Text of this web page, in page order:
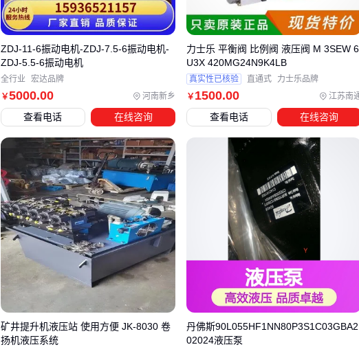
精密控制需求
高频振动电机
配合变频器使用
关注转速调节范围和响应速度
单相振动电机 混用电路
临时或移动场景
电源接口要兼容现场供电条件
防护罩最好可快速拆卸
四、振动电机配套设备的选择与安装
主电机到位后，这些配套环节直接影响使用效果：
减震系统
振动电机减震垫
要根据设备重量选型
钢结构
振动电机底座 需做防松动处理
防护装置
￥5000.00 河南新乡
ZDJ-11-6振动电机-ZDJ-7.5-6振动电机-
ZDJ-5.5-6振动电机
全行业 宏达品牌
查看电话 在线咨询
￥ 1500.00 江苏南
力士乐 平衡阀 比例阀 液压阀 M 3SEW 6
U3X 420MG24N9K4LB
真实性已核验 直通式 力士乐品牌
查看电话 在线咨询
矿井提升机液压站 使用方便 JK-8030 卷
扬机液压系统
丹佛斯90L055HF1NN80P3S1C03GBA2
02024液压泵